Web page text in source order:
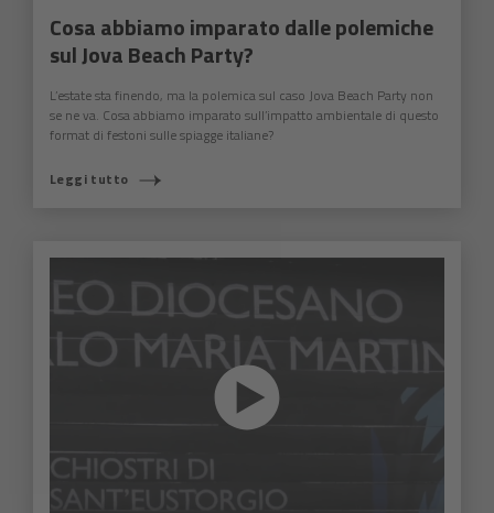
Cosa abbiamo imparato dalle polemiche
sul Jova Beach Party?
L’estate sta finendo, ma la polemica sul caso Jova Beach Party non
se ne va. Cosa abbiamo imparato sull’impatto ambientale di questo
format di festoni sulle spiagge italiane?
Leggi tutto